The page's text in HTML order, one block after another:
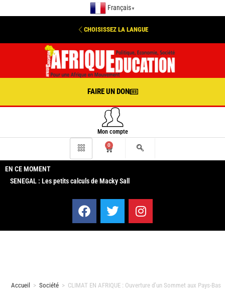
Français ▼
CHOISISSEZ LA LANGUE
FAIRE UN DON
Mon compte
0
EN CE MOMENT
SENEGAL : Les petits calculs de Macky Sall
Accueil > Société > CLIMAT EN AFRIQUE : Ouverture d’un Sommet aux Pays-Bas